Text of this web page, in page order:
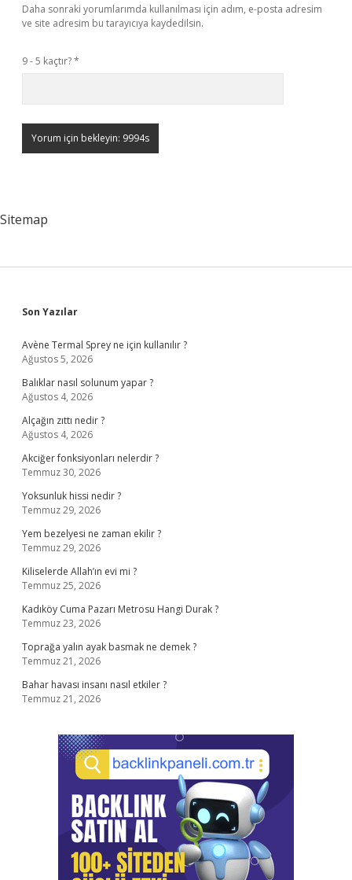
Daha sonraki yorumlarımda kullanılması için adım, e-posta adresim
ve site adresim bu tarayıcıya kaydedilsin.
9 - 5 kaçtır?*
Sitemap
Sidebar
Son Yazılar
Avène Termal Sprey ne için kullanılır ?
Ağustos 5, 2026
Balıklar nasıl solunum yapar ?
Ağustos 4, 2026
Alçağın zıttı nedir ?
Ağustos 4, 2026
Akciğer fonksiyonları nelerdir ?
Temmuz 30, 2026
Yoksunluk hissi nedir ?
Temmuz 29, 2026
Yem bezelyesi ne zaman ekilir ?
Temmuz 29, 2026
Kiliselerde Allah’ın evi mi ?
Temmuz 25, 2026
Kadıköy Cuma Pazarı Metrosu Hangi Durak ?
Temmuz 23, 2026
Toprağa yalın ayak basmak ne demek ?
Temmuz 21, 2026
Bahar havası insanı nasıl etkiler ?
Temmuz 21, 2026